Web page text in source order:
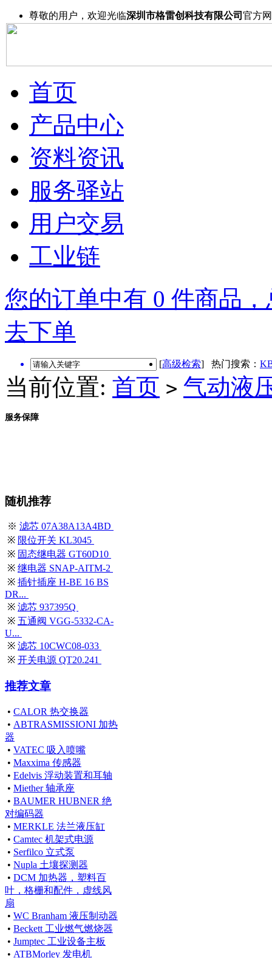
尊敬的用户，欢迎光临深圳市格雷创科技有限公司 官方
首页
产品中心
资料资讯
服务驿站
用户交易
工业链
您的订单中有 0 件商品
去下单
[高级检索] 热门搜索：
当前位置: 首页 > 气动液
服务保障
随机推荐
※ 滤芯 07A38A13A4BD
※ 限位开关 KL3045
※ 固态继电器 GT60D10
※ 继电器 SNAP-AITM-2
※ 插针插座 H-BE 16 BS
DR...
※ 滤芯 937395Q
※ 五通阀 VGG-5332-CA-
U...
※ 滤芯 10CWC08-033
※ 开关电源 QT20.241
推荐文章
• CALOR 热交换器
• ABTRASMISSIONI 加热
器
• VATEC 吸入喷嘴
• Maxxima 传感器
• Edelvis 浮动装置和耳轴
• Miether 轴承座
• BAUMER HUBNER 绝
对编码器
• MERKLE 法兰液压缸
• Camtec 机架式电源
• Serfilco 立式泵
• Nupla 土壤探测器
• DCM 加热器，塑料百
叶，格栅和配件，虚线风
扇
• WC Branham 液压制动器
• Beckett 工业燃气燃烧器
• Jumptec 工业设备主板
• ATBMorley 发电机